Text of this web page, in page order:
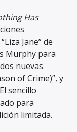
Has
Jane” de
Murphy para
nuevas
of Crime)”, y
sencillo
para
limitada.